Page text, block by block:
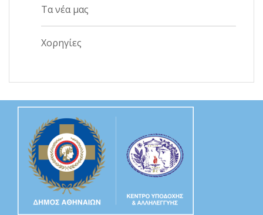
Τα νέα μας
Χορηγίες